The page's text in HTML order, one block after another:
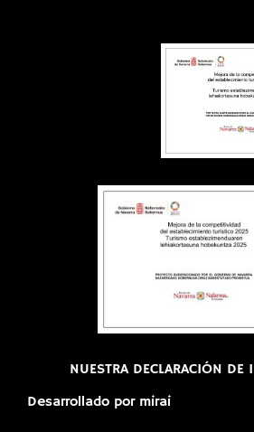
NUESTRA DECLARACIÓN DE
Desarrollado por mirai